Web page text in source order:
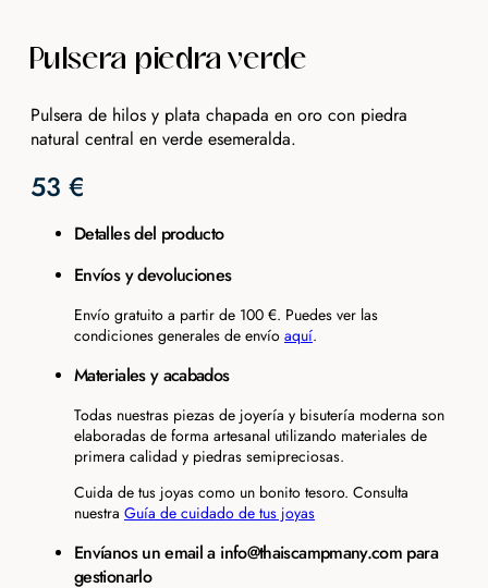
Pulsera piedra verde
Pulsera de hilos y plata chapada en oro con piedra
natural central en verde esemeralda.
53 €
Detalles del producto
Envíos y devoluciones
Envío gratuito a partir de 100 €. Puedes ver las
condiciones generales de envío aquí.
Materiales y acabados
Todas nuestras piezas de joyería y bisutería moderna son
elaboradas de forma artesanal utilizando materiales de
primera calidad y piedras semipreciosas.
Cuida de tus joyas como un bonito tesoro. Consulta
nuestra Guía de cuidado de tus joyas
Envíanos un email a info@thaiscampmany.com para
gestionarlo